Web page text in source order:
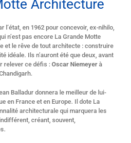
Architecture
l’état, en 1962 pour concevoir, ex-nihilo,
n’est pas encore La Grande Motte
et le rêve de tout architecte : construire
idéale. Ils n’auront été que deux, avant
relever ce défis : Oscar Niemeyer à
Balladur donnera le meilleur de lui-
en France et en Europe. Il dote La
architecturale qui marquera les
créant, souvent,